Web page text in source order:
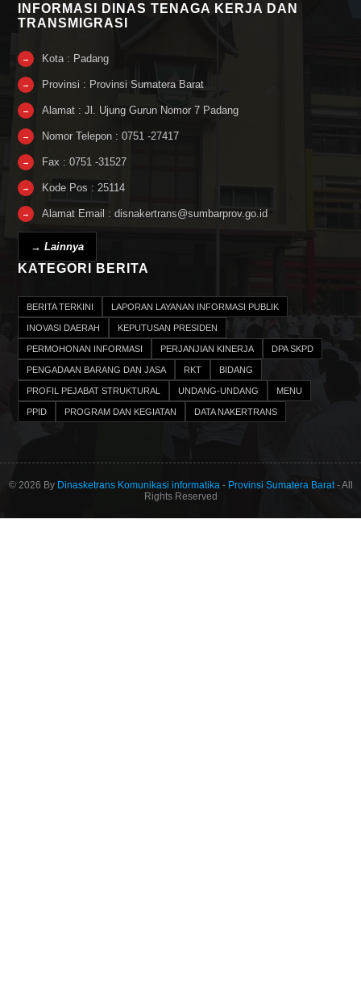
INFORMASI DINAS TENAGA KERJA DAN
TRANSMIGRASI
→ Kota : Padang
→ Provinsi : Provinsi Sumatera Barat
→ Alamat : Jl. Ujung Gurun Nomor 7 Padang
→ Nomor Telepon : 0751 -27417
→ Fax : 0751 -31527
→ Kode Pos : 25114
→ Alamat Email : disnakertrans@sumbarprov.go.id
→ Lainnya
KATEGORI BERITA
BERITA TERKINI LAPORAN LAYANAN INFORMASI PUBLIK
INOVASI DAERAH KEPUTUSAN PRESIDEN
PERMOHONAN INFORMASI PERJANJIAN KINERJA DPA SKPD
PENGADAAN BARANG DAN JASA RKT BIDANG
PROFIL PEJABAT STRUKTURAL UNDANG-UNDANG MENU
PPID PROGRAM DAN KEGIATAN DATA NAKERTRANS
© 2026 By Dinasketrans Komunikasi informatika - Provinsi Sumatera Barat- All
Rights Reserved